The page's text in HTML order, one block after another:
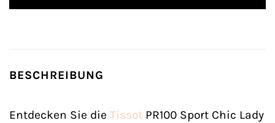
BESCHREIBUNG
Entdecken Sie die Tissot PR100 Sport Chic Lady